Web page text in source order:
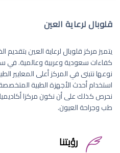
قلوبال لرعاية العين
يتميز مركز قلوبال لرعاية العين بتقديم
كفاءات سعودية وعربية وعالمية. في
نوعها نتبنى في المركز أعلى المعايير
استخدام أحدث الأجهزة الطبية
نحرص كذلك على أن نكون مركزا
طب وجراحة العيون.
رؤيتنا